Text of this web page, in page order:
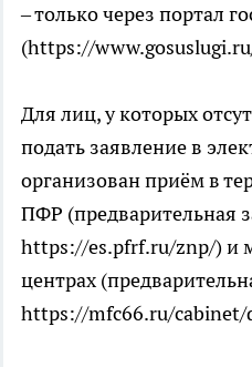
– только через портал
(https://
Для лиц, у которых
подать заявление в
организован приём в
ПФР (предварительная
https://es.pfrf.ru/znp/) и
центрах
https://mfc66.ru/cabinet/